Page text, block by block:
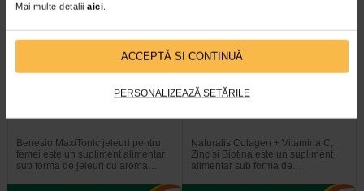
Mai multe detalii aici
ACCEPTĂ SI CONTINUĂ
PERSONALIZEAZĂ SETĂRILE
Maxitonic pentru femei, 60
Benesio MaxiTonic jeleuri pentru
femei este un supliment alimentar
sub forma de jeleuri cu aroma…
COLAGEN + Vit C, Zinc si
Naturalis Colagen + Vitamina C,
Zinc si Biotina este un supliment
alimentar sub forma de…